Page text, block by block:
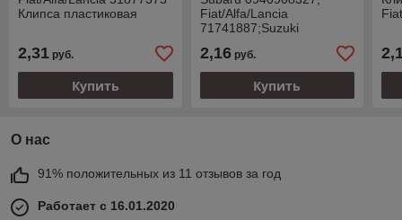
Клипса пластиковая
2,31 руб.
Купить
Fiat/Alfa/Lancia
71741887;Suzuki
0940908327000 Клипса
пластиковая
2,16руб.
Купить
О нас
91% положительных из 11 отзывов за год
Работает с 16.01.2020